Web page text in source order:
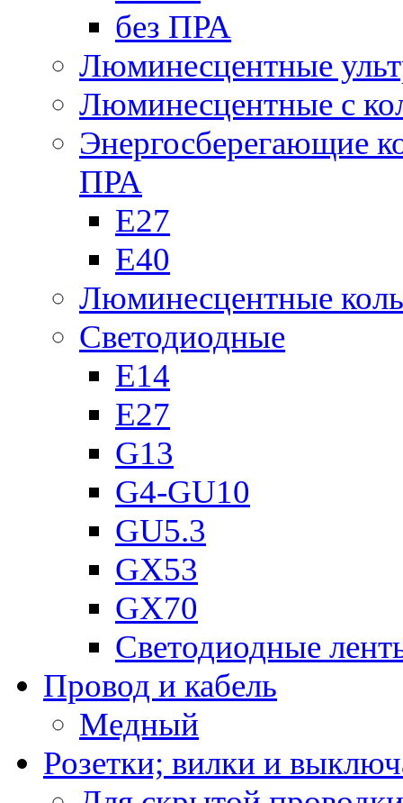
без ПРА
Люминесцентные
Люминесцентные с
Энергосберегающие
ПРА
Е27
Е40
Люминесцентные
Светодиодные
Е14
Е27
G13
G4-GU10
GU5.3
GX53
GX70
Светодиодные
Провод и кабель
Медный
Розетки; вилки и